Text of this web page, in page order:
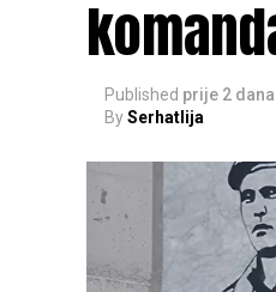
Published prije 2 dana
BySerhatlija